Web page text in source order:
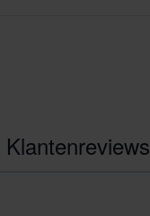
Klantenreviews